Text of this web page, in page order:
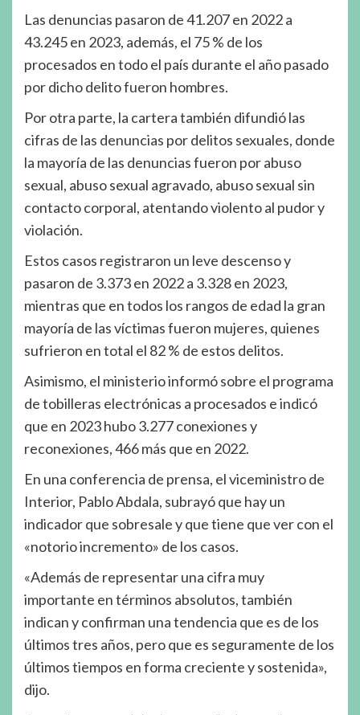
Las denuncias pasaron de 41.207 en 2022 a
43.245 en 2023, además, el 75 % de los
procesados en todo el país durante el año pasado
por dicho delito fueron hombres.
Por otra parte, la cartera también difundió las
cifras de las denuncias por delitos sexuales, donde
la mayoría de las denuncias fueron por abuso
sexual, abuso sexual agravado, abuso sexual sin
contacto corporal, atentando violento al pudor y
violación.
Estos casos registraron un leve descenso y
pasaron de 3.373 en 2022 a 3.328 en 2023,
mientras que en todos los rangos de edad la gran
mayoría de las víctimas fueron mujeres, quienes
sufrieron en total el 82 % de estos delitos.
Asimismo, el ministerio informó sobre el programa
de tobilleras electrónicas a procesados e indicó
que en 2023 hubo 3.277 conexiones y
reconexiones, 466 más que en 2022.
En una conferencia de prensa, el viceministro de
Interior, Pablo Abdala, subrayó que hay un
indicador que sobresale y que tiene que ver con el
«notorio incremento» de los casos.
«Además de representar una cifra muy
importante en términos absolutos, también
indican y confirman una tendencia que es de los
últimos tres años, pero que es seguramente de los
últimos tiempos en forma creciente y sostenida»,
dijo.